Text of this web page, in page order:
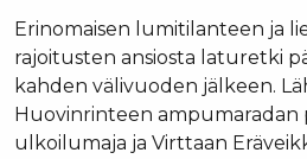
Erinomaisen lumitilanteen ja
rajoitusten ansiosta laturetki
kahden välivuoden jälkeen.
Huovinrinteen ampumaradan
ulkoilumaja ja Virttaan